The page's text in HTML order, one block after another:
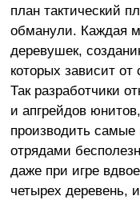
план тактический
обманули. Каждая
деревушек,
которых зависит
Так разработчики
и апгрейдов
производить
отрядами
даже при игре
четырех деревень,